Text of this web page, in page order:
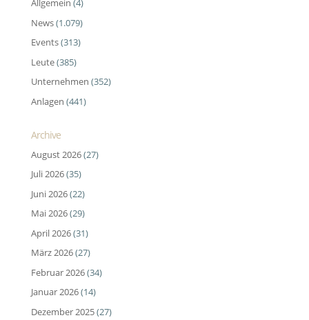
Allgemein (4)
News(1.079)
Events(313)
Leute(385)
Unternehmen (352)
Anlagen (441)
Archive
August 2026(27)
Juli 2026(35)
Juni 2026(22)
Mai 2026(29)
April 2026(31)
März 2026(27)
Februar 2026(34)
Januar 2026(14)
Dezember 2025(27)